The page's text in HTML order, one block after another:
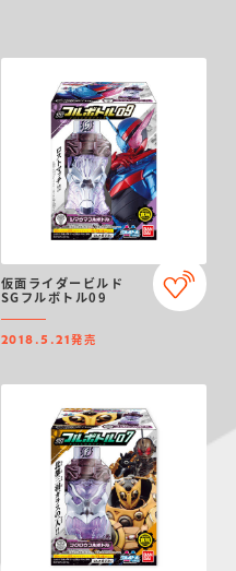
仮面ライダービルド
SGフルボトル09
2018.5.21発売